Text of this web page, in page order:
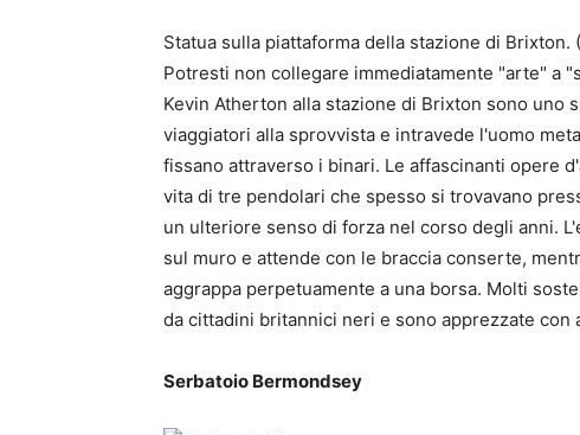
Statua sulla piattaforma della stazione di Brixton.
Potresti non collegare immediatamente "arte" a
Kevin Atherton alla stazione di Brixton sono uno
viaggiatori alla sprovvista e intravede l'uomo
fissano attraverso i binari. Le affascinanti opere
vita di tre pendolari che spesso si trovavano
un ulteriore senso di forza nel corso degli anni.
sul muro e attende con le braccia conserte,
aggrappa perpetuamente a una borsa. Molti
da cittadini britannici neri e sono apprezzate con
Serbatoio Bermondsey